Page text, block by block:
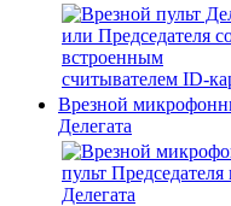
Врезной
Делегата